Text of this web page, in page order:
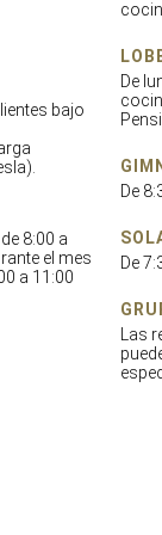
bajo
8:00 a
el mes
a 11:00
De
De
De
Las